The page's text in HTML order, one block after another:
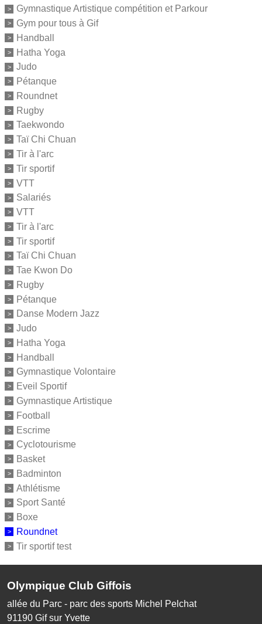
Gymnastique Artistique compétition et Parkour
Gym pour tous à Gif
Handball
Hatha Yoga
Judo
Pétanque
Roundnet
Rugby
Taekwondo
Taï Chi Chuan
Tir à l'arc
Tir sportif
VTT
Salariés
VTT
Tir à l'arc
Tir sportif
Taï Chi Chuan
Tae Kwon Do
Rugby
Pétanque
Danse Modern Jazz
Judo
Hatha Yoga
Handball
Gymnastique Volontaire
Eveil Sportif
Gymnastique Artistique
Football
Escrime
Cyclotourisme
Basket
Badminton
Athlétisme
Sport Santé
Boxe
Roundnet
Tir sportif test
Olympique Club Giffois
allée du Parc - parc des sports Michel Pelchat
91190 Gif sur Yvette